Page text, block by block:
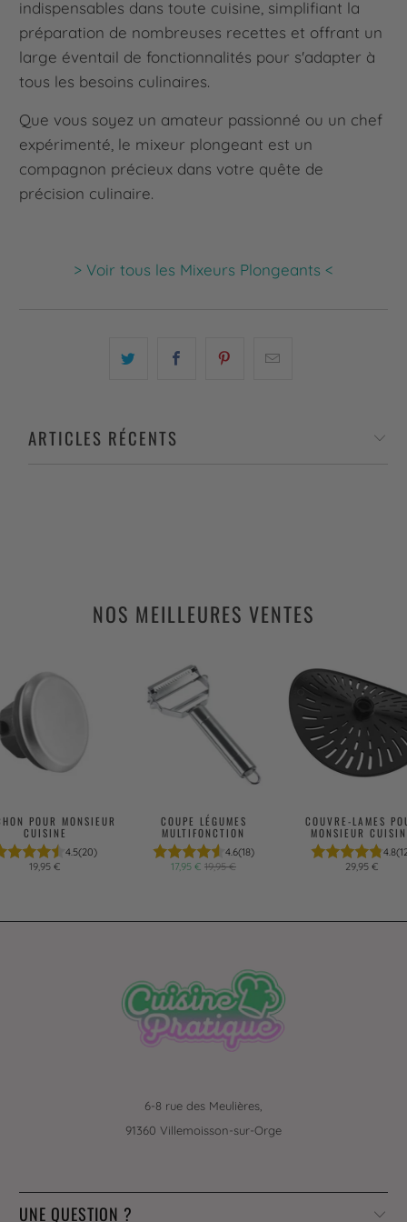
indispensables dans toute cuisine, simplifiant la
préparation de nombreuses recettes et offrant un
large éventail de fonctionnalités pour s'adapter à
tous les besoins culinaires.
Que vous soyez un amateur passionné ou un chef
expérimenté, le mixeur plongeant est un
compagnon précieux dans votre quête de
précision culinaire.
> Voir tous les Mixeurs Plongeants <
ARTICLES RÉCENTS
NOS MEILLEURES VENTES
POUR MONSIEUR
CUISINE
4.5(20)
19,95 €
COUPE LÉGUMES
MULTIFONCTION
4.6(18)
17,95 €19,95 €
COUVRE-LAMES
MONSIEUR
4.8
29,95 €
6-8 rue des Meulières,
91360 Villemoisson-sur-Orge
UNE QUESTION ?